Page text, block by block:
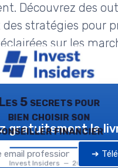
Découvrez des
stratégies pour
sur les
5 secrets pour
bien choisir son
financier
Invest Insiders — 2026
gratuitement le
➔